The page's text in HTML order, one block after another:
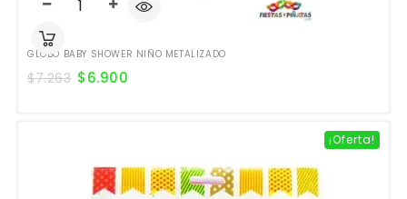
GLOBO BABY SHOWER NIÑO METALIZADO
$7.263 $6.900
¡Oferta!